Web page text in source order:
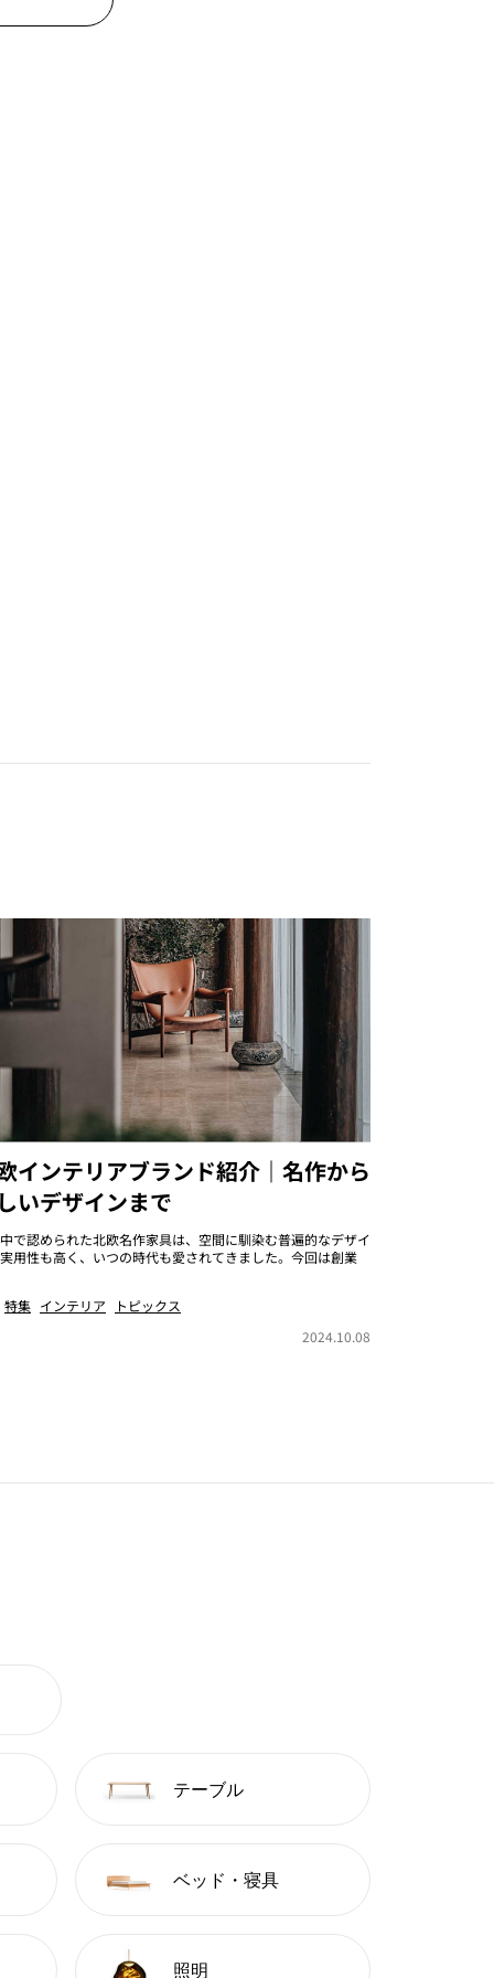
インテリアブランド紹介｜名作から
いデザインまで
で認められた北欧名作家具は、空間に馴染む普遍的なデザイ
用性も高く、いつの時代も愛されてきました。今回は創業
特集 インテリア
トピックス
2024.10.08
テーブル
ベッド・寝具
照明